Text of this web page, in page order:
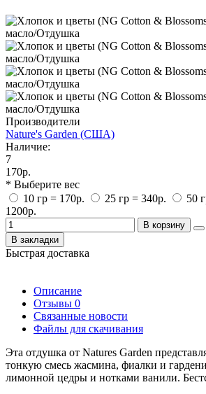
Производители
Nature's Garden (США)
Наличие:
7
170р.
* Выберите вес
10 гр = 170р.
25 гр = 340р. 50
1200р.
В корзину
В закладки
Быстрая доставка
Описание
Отзывы 0
Связанные новости
Файлы для скачивания
Эта отдушка от Natures Garden
тонкую смесь жасмина, фиалки и
лимонной цедры и нотками ванили.